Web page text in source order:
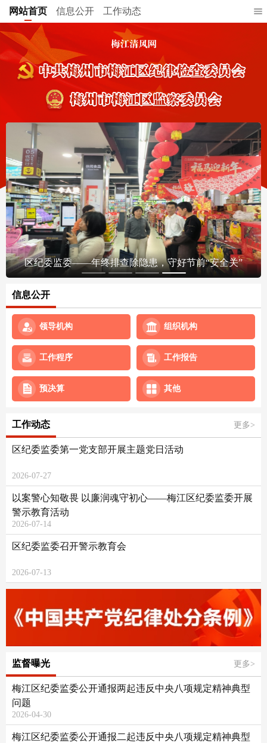
网站首页 信息公开 工作动态
区纪委监委——年终排查除隐患，守好节前“安全关”
信息公开
领导机构 组织机构
工作程序 工作报告
预决算 其他
工作动态 更多>
区纪委监委第一党支部开展主题党日活动
2026-07-27
以案警心知敬畏 以廉润魂守初心——梅江区纪委监委开展
警示教育活动
2026-07-14
区纪委监委召开警示教育会
2026-07-13
监督曝光 更多>
梅江区纪委监委公开通报两起违反中央八项规定精神典型
问题
2026-04-30
梅江区纪委监委公开通报二起违反中央八项规定精神典型